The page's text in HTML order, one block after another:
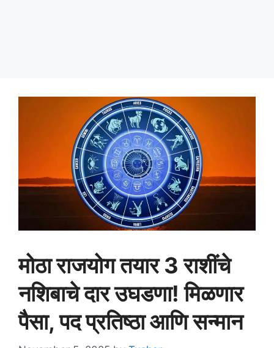
मोठा राजयोग तयार 3 राशींचे
नशिबाचे दार उघडणा! मिळणार
पैसा, पद प्रतिष्ठा आणि सन्मान